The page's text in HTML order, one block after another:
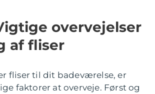
overvejelser
af fliser
fliser til dit badeværelse, er
faktorer at overveje. Først og